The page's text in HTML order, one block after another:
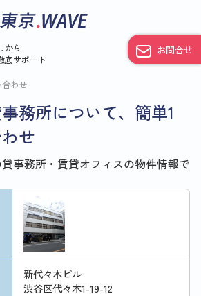
から
底サポート
お問合せ
わせ
務所について、簡単1
せ
事務所・賃貸オフィスの物件情報で
新代々木ビル
渋谷区代々木1-19-12